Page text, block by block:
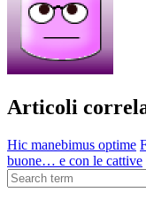
Articoli
Hic manebimus optime
buone… e con le cattive